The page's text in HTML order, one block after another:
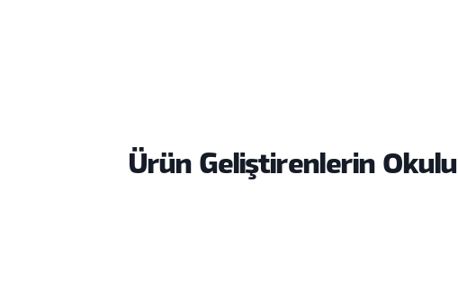
Ürün Geliştirenlerin Okulu